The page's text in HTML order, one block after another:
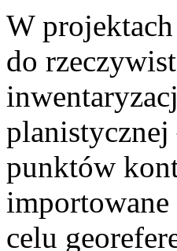
W
do
punktów
celu